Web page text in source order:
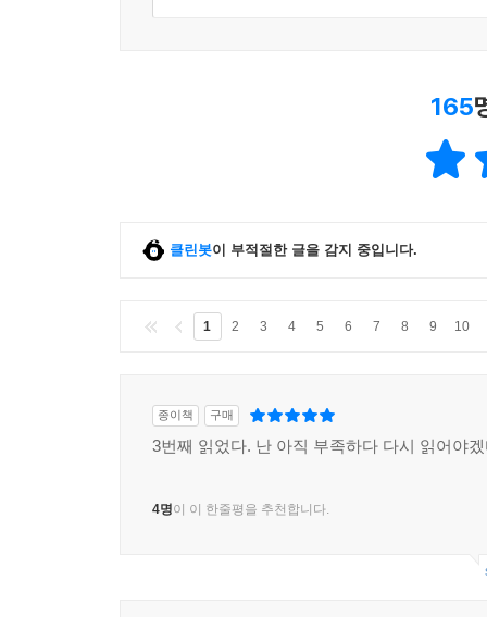
165
클린봇이 부적절한 글을 감지 중입니다.
1 2 3 4 5 6 7 8 9 10
종이책 구매
3번째 읽었다. 난 아직 부족하다 다시 읽어야
4명이 이 한줄평을 추천합니다.